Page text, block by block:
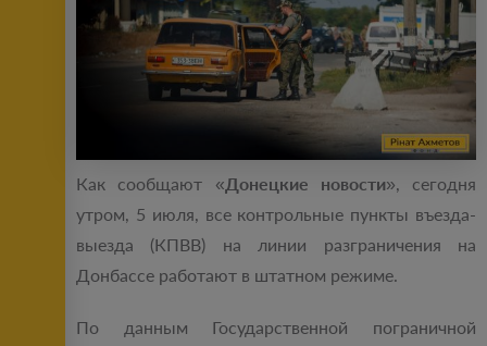
Как сообщают «Донецкие новости», сегодня
утром, 5 июля, все контрольные пункты въезда-
выезда (КПВВ) на линии разграничения на
Донбассе работают в штатном режиме.
По данным Государственной пограничной